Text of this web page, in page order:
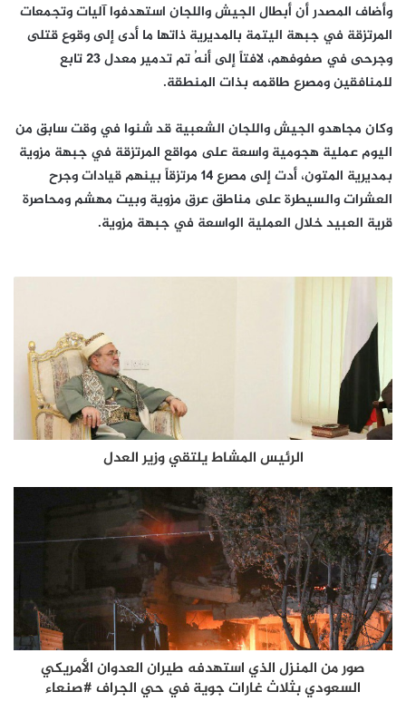
وأضاف المصدر أن أبطال الجيش واللجان استهدفوا آليات وتجمعات
المرتزقة في جبهة اليتمة بالمديرية ذاتها ما أدى إلى وقوع قتلى
وجرحى في صفوفهم، لافتاً إلى أنهُ تم تدمير معدل 23 تابع
للمنافقين ومصرع طاقمه بذات المنطقة.
وكان مجاهدو الجيش واللجان الشعبية قد شنوا في وقت سابق من
اليوم عملية هجومية واسعة على مواقع المرتزقة في جبهة مزوية
بمديرية المتون، أدت إلى مصرع 14 مرتزقاً بينهم قيادات وجرح
العشرات والسيطرة على مناطق عرق مزوية وبيت مهشم ومحاصرة
قرية العبيد خلال العملية الواسعة في جبهة مزوية.
الرئيس المشاط يلتقي وزير العدل
صور من المنزل الذي استهدفه طيران العدوان الأمريكي
السعودي بثلاث غارات جوية في حي الجراف #صنعاء